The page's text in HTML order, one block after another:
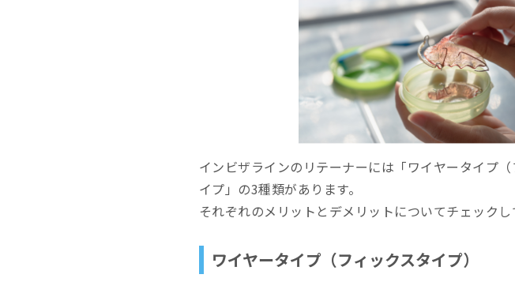
インビザラインのリテーナーには「ワイヤータイプ
イプ」の3種類があります。
それぞれのメリットとデメリットについてチェックし
ワイヤータイプ（フィックスタイプ）